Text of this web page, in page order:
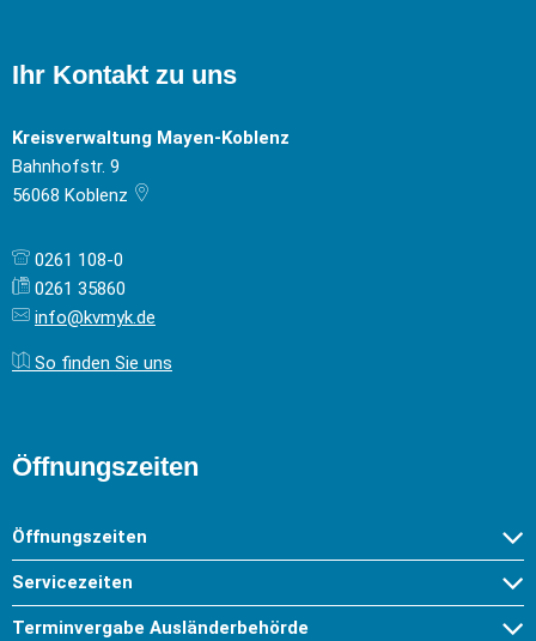
Ihr Kontakt zu uns
Kreisverwaltung Mayen-Koblenz
Bahnhofstr. 9
56068 Koblenz
0261 108-0
0261 35860
info@kvmyk.de
So finden Sie uns
Öffnungszeiten
Öffnungszeiten
Servicezeiten
Terminvergabe Ausländerbehörde